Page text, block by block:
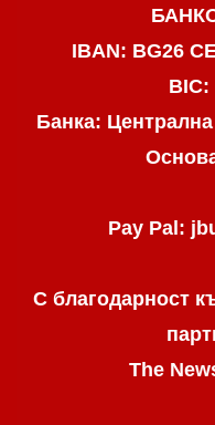
IBAN: BG26
BIC:
Банка:
Pay Pal:
С благодарност
The